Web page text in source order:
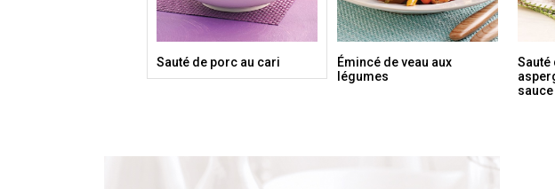
Sauté de porc au cari
Émincé de veau aux
légumes
Sauté
sauce